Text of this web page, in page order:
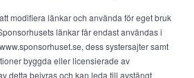
modifiera länkar och använda för eget bruk
länkar får endast användas i
dess systersajter samt
byggda eller licensierade av
detta beivras och kan leda till avstängt